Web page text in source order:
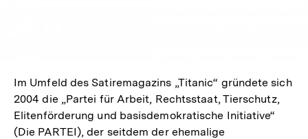
Im Umfeld des Satiremagazins „Titanic“ gründete sich
2004 die „Partei für Arbeit, Rechtsstaat, Tierschutz,
Elitenförderung und basisdemokratische Initiative“
(Die PARTEI), der seitdem der ehemalige